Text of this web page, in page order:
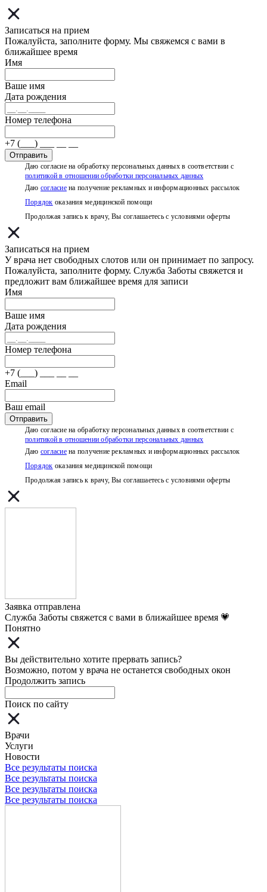
Записаться на прием
Пожалуйста, заполните форму. Мы свяжемся с вами в
ближайшее время
Имя
Ваше имя
Дата рождения
Номер телефона
+7 (___) ___ __ __
Отправить
Даю согласие на обработку персональных данных в соответствии с
политикой в отношении обработки персональных данных
Даю согласиена получение рекламных и информационных рассылок
Порядок оказания медицинской помощи
Продолжая запись к врачу, Вы соглашаетесь с условиями оферты
Записаться на прием
У врача нет свободных слотов или он принимает по запросу.
Пожалуйста, заполните форму. Служба Заботы свяжется и
предложит вам ближайшее время для записи
Имя
Ваше имя
Дата рождения
Номер телефона
+7 (___) ___ __ __
Email
Ваш email
Отправить
Даю согласие на обработку персональных данных в соответствии с
политикой в отношении обработки персональных данных
Даю согласиена получение рекламных и информационных рассылок
Порядок оказания медицинской помощи
Продолжая запись к врачу, Вы соглашаетесь с условиями оферты
Заявка отправлена
Служба Заботы свяжется с вами в ближайшее время 💗
Понятно
Вы действительно хотите прервать запись?
Возможно, потом у врача не останется свободных окон
Продолжить запись
Поиск по сайту
Врачи
Услуги
Новости
Все результаты поиска
Все результаты поиска
Все результаты поиска
Все результаты поиска